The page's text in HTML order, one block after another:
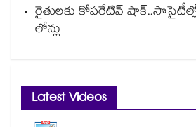
రైతులకు కోపరేటివ్
లోన్లు
Latest Videos